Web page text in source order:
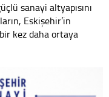
sanayi altyapısını
Eskişehir’in
kez daha ortaya